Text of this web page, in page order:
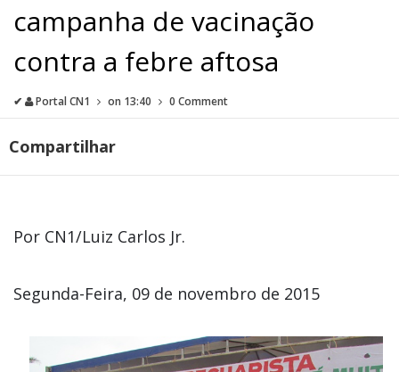
campanha de vacinação
contra a febre aftosa
✔ Portal CN1 on 13:40 0 Comment
Compartilhar
Por CN1/Luiz Carlos Jr.
Segunda-Feira, 09 de novembro de 2015